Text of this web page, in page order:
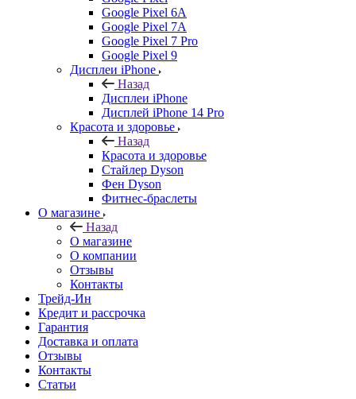
Google Pixel 6A
Google Pixel 7А
Google Pixel 7 Pro
Google Pixel 9
Дисплеи iPhone
Назад
Дисплеи iPhone
Дисплей iPhone 14 Pro
Красота и здоровье
Назад
Красота и здоровье
Стайлер Dyson
Фен Dyson
Фитнес-браслеты
О магазине
Назад
О магазине
О компании
Отзывы
Контакты
Трейд-Ин
Кредит и рассрочка
Гарантия
Доставка и оплата
Отзывы
Контакты
Статьи